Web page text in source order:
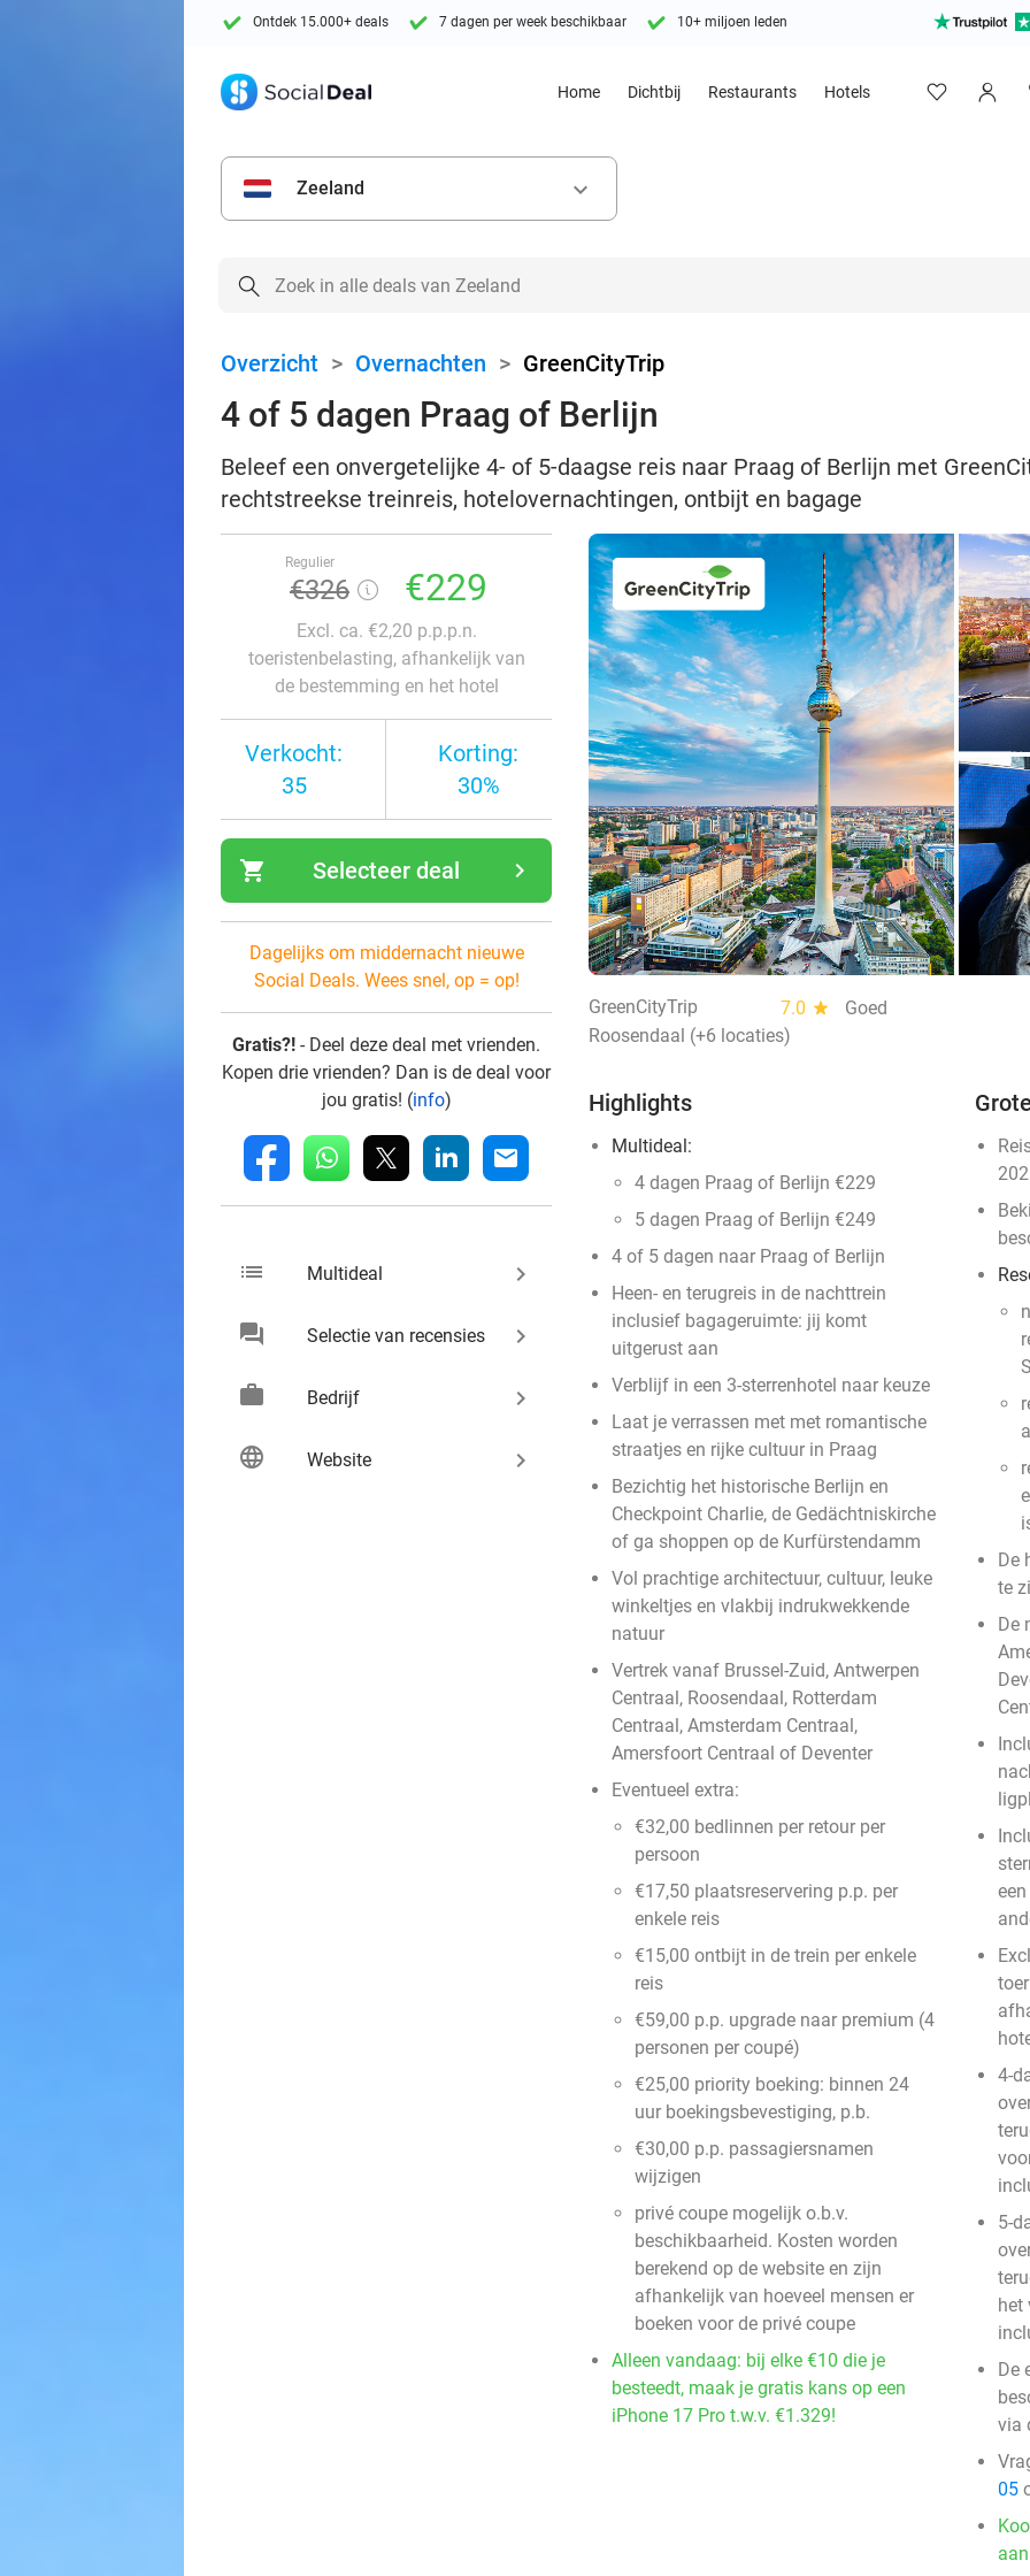
Ontdek 15.000+ deals 7 dagen per week beschikbaar 10+ miljoen leden
Home Dichtbij Restaurants Hotels
Zeeland keyboard_arrow_down
Overzicht > Overnachten > GreenCityTrip
4 of 5 dagen Praag of Berlijn
Beleef een onvergetelijke 4- of 5-daagse reis naar Praag of Berlijn met
rechtstreekse treinreis, hotelovernachtingen, ontbijt en bagage
Regulier
€326 €229
Excl. ca. €2,20 p.p.p.n.
toeristenbelasting, afhankelijk van
de bestemming en het hotel
Verkocht:
35
Korting:
30%
shopping_cart navigate_next
Selecteer deal
Dagelijks om middernacht nieuwe
Social Deals. Wees snel, op = op!
Gratis?! - Deel deze deal met vrienden.
Kopen drie vrienden? Dan is de deal voor
jou gratis! (info)
fb whatsapp linkedin mail
list Multideal keyboard_arrow_right
chat Selectie van recensies keyboard_arrow_right
work Bedrijf keyboard_arrow_right
language Website keyboard_arrow_right
GreenCityTrip 7.0 star
Goed
Roosendaal (+6 locaties)
Highlights
Multideal:
4 dagen Praag of Berlijn €229
5 dagen Praag of Berlijn €249
4 of 5 dagen naar Praag of Berlijn
Heen- en terugreis in de nachttrein
inclusief bagageruimte: jij komt
uitgerust aan
Verblijf in een 3-sterrenhotel naar keuze
Laat je verrassen met met romantische
straatjes en rijke cultuur in Praag
Bezichtig het historische Berlijn en
Checkpoint Charlie, de Gedächtniskirche
of ga shoppen op de Kurfürstendamm
Vol prachtige architectuur, cultuur, leuke
winkeltjes en vlakbij indrukwekkende
natuur
Vertrek vanaf Brussel-Zuid, Antwerpen
Centraal, Roosendaal, Rotterdam
Centraal, Amsterdam Centraal,
Amersfoort Centraal of Deventer
Eventueel extra:
€32,00 bedlinnen per retour per
persoon
€17,50 plaatsreservering p.p. per
enkele reis
€15,00 ontbijt in de trein per enkele
reis
€59,00 p.p. upgrade naar premium (4
personen per coupé)
€25,00 priority boeking: binnen 24
uur boekingsbevestiging, p.b.
€30,00 p.p. passagiersnamen
wijzigen
privé coupe mogelijk o.b.v.
beschikbaarheid. Kosten worden
berekend op de website en zijn
afhankelijk van hoeveel mensen er
boeken voor de privé coupe
Alleen vandaag: bij elke €10 die je
besteedt, maak je gratis kans op een
iPhone 17 Pro t.w.v. €1.329!
De
te
De
4-
5-
het
De
via
05